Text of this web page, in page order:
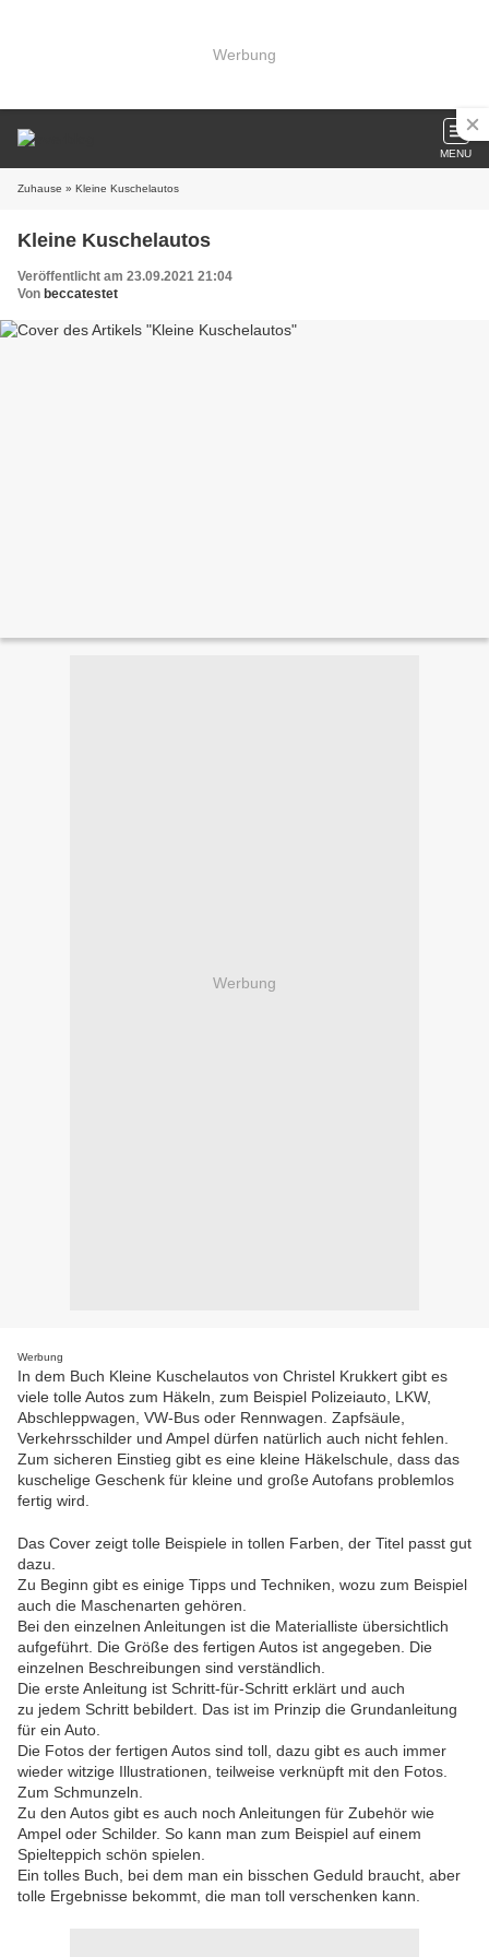
Werbung
MENU
Zuhause » Kleine Kuschelautos
Kleine Kuschelautos
Veröffentlicht am 23.09.2021 21:04
Von beccatestet
Werbung
Werbung
In dem Buch Kleine Kuschelautos von Christel Krukkert gibt es
viele tolle Autos zum Häkeln, zum Beispiel Polizeiauto, LKW,
Abschleppwagen, VW-Bus oder Rennwagen. Zapfsäule,
Verkehrsschilder und Ampel dürfen natürlich auch nicht fehlen.
Zum sicheren Einstieg gibt es eine kleine Häkelschule, dass das
kuschelige Geschenk für kleine und große Autofans problemlos
fertig wird.
Das Cover zeigt tolle Beispiele in tollen Farben, der Titel passt gut
dazu.
Zu Beginn gibt es einige Tipps und Techniken, wozu zum Beispiel
auch die Maschenarten gehören.
Bei den einzelnen Anleitungen ist die Materialliste übersichtlich
aufgeführt. Die Größe des fertigen Autos ist angegeben. Die
einzelnen Beschreibungen sind verständlich.
Die erste Anleitung ist Schritt-für-Schritt erklärt und auch
zu jedem Schritt bebildert. Das ist im Prinzip die Grundanleitung
für ein Auto.
Die Fotos der fertigen Autos sind toll, dazu gibt es auch immer
wieder witzige Illustrationen, teilweise verknüpft mit den Fotos.
Zum Schmunzeln.
Zu den Autos gibt es auch noch Anleitungen für Zubehör wie
Ampel oder Schilder. So kann man zum Beispiel auf einem
Spielteppich schön spielen.
Ein tolles Buch, bei dem man ein bisschen Geduld braucht, aber
tolle Ergebnisse bekommt, die man toll verschenken kann.